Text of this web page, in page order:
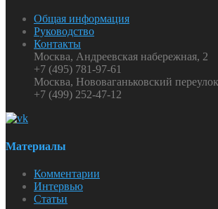
Общая информация
Руководство
Контакты
Москва, Андреевская набережная, 2
+7 (495) 781-97-61
Москва, Нововаганьковский
+7 (499) 252-47-12
Материалы
Комментарии
Интервью
Статьи